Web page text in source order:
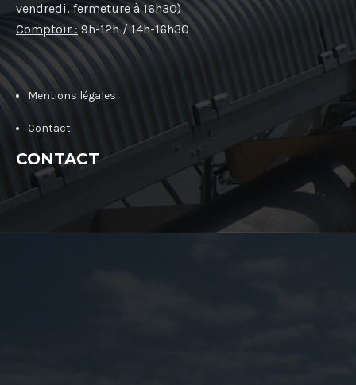
vendredi, fermeture à 16h30)
Comptoir : 9h-12h / 14h-16h30
Mentions légales
Contact
CONTACT